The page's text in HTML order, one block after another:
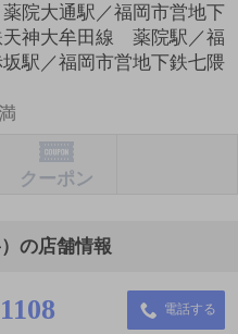
院大通駅／福岡市営地下
神大牟田線 薬院駅／福
駅／福岡市営地下鉄七隈
クーポン
の店舗情報
電話する